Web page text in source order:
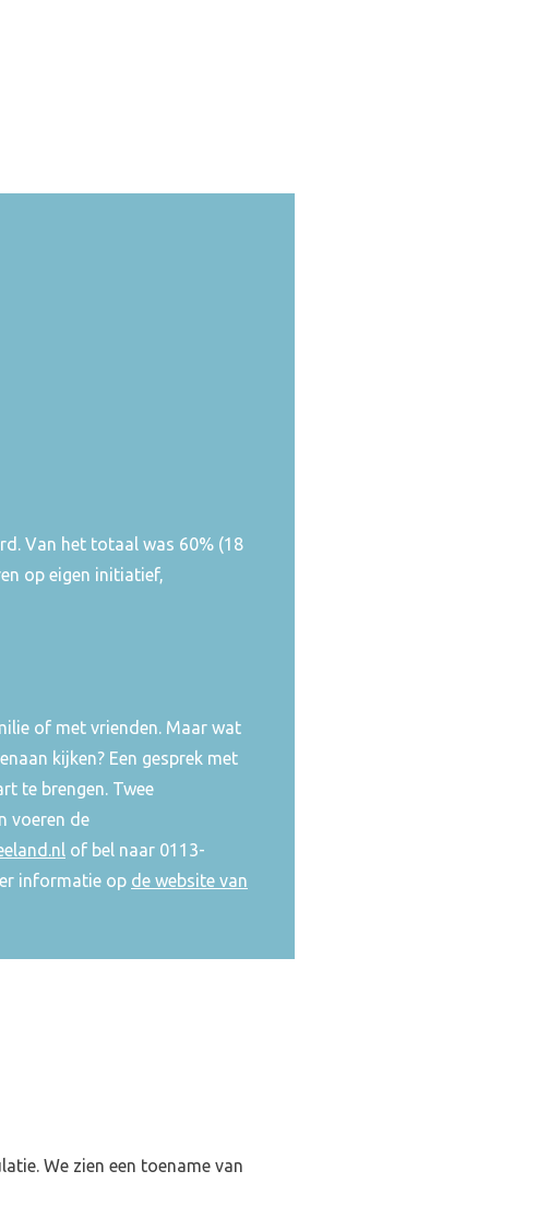
Van het totaal was 60% (18
op eigen initiatief,
of met vrienden. Maar wat
kijken? Een gesprek met
te brengen. Twee
voeren de
of bel naar 0113-
informatie op de website van
We zien een toename van